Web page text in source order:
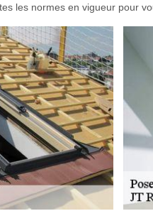
les normes en vigueur pour